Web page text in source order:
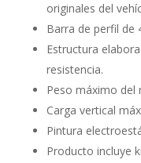
originales del
Barra de perfil de
Estructura
resistencia.
Peso máximo del
Carga vertical
Pintura
Producto incluye